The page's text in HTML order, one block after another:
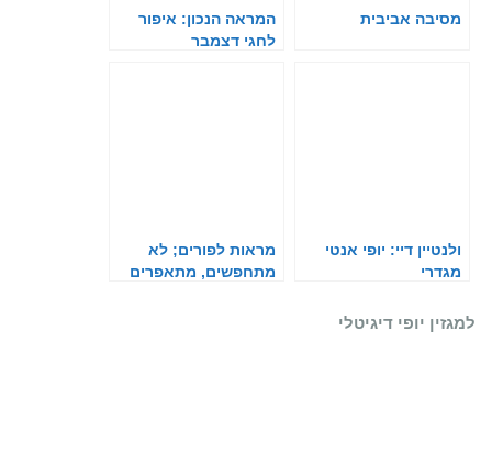
מסיבה אביבית
המראה הנכון: איפור
לחגי דצמבר
ולנטיין דיי: יופי אנטי
מגדרי
מראות לפורים; לא
מתחפשים, מתאפרים
למגזין יופי דיגיטלי